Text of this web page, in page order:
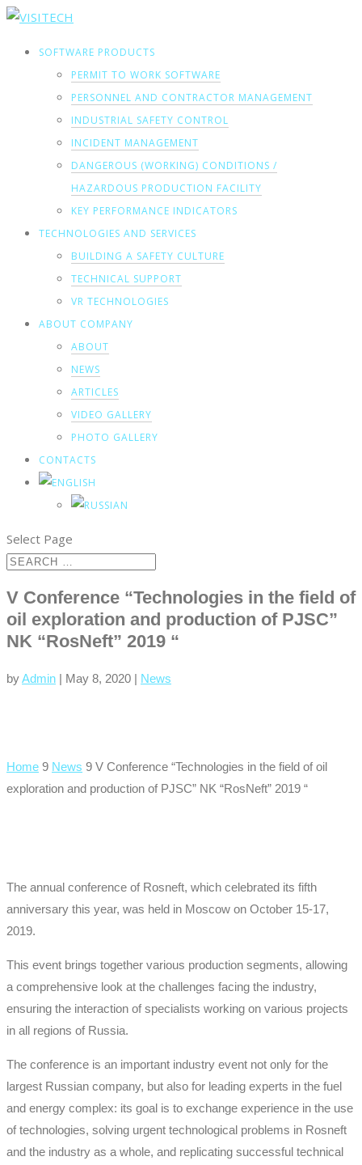
SOFTWARE PRODUCTS
PERMIT TO WORK SOFTWARE
PERSONNEL AND CONTRACTOR MANAGEMENT
INDUSTRIAL SAFETY CONTROL
INCIDENT MANAGEMENT
DANGEROUS (WORKING) CONDITIONS /
HAZARDOUS PRODUCTION FACILITY
KEY PERFORMANCE INDICATORS
TECHNOLOGIES AND SERVICES
BUILDING A SAFETY CULTURE
TECHNICAL SUPPORT
VR TECHNOLOGIES
ABOUT COMPANY
ABOUT
NEWS
ARTICLES
VIDEO GALLERY
PHOTO GALLERY
CONTACTS
Select Page
V Conference “Technologies in the field of
oil exploration and production of PJSC”
NK “RosNeft” 2019 “
byAdmin | May 8, 2020 | News
Home 9 News 9 V Conference “Technologies in the field of oil
exploration and production of PJSC” NK “RosNeft” 2019 “
The annual conference of Rosneft, which celebrated its fifth
anniversary this year, was held in Moscow on October 15-17,
2019.
This event brings together various production segments, allowing
a comprehensive look at the challenges facing the industry,
ensuring the interaction of specialists working on various projects
in all regions of Russia.
The conference is an important industry event not only for the
largest Russian company, but also for leading experts in the fuel
and energy complex: its goal is to exchange experience in the use
of technologies, solving urgent technological problems in Rosneft
and the industry as a whole, and replicating successful technical